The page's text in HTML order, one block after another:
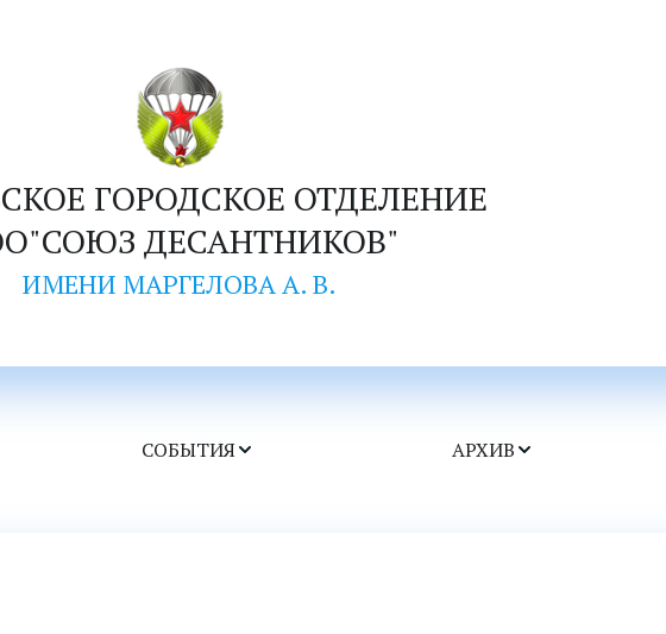
ГОРОДСКОЕ ОТДЕЛЕНИЕ
ДЕСАНТНИКОВ"
ИМЕНИ МАРГЕЛОВА А. В.
СОБЫТИЯ АРХИВ